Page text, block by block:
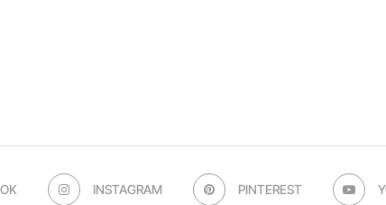
INSTAGRAM PINTEREST